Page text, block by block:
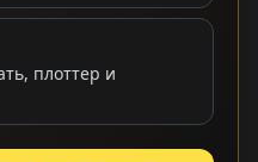
плоттер и